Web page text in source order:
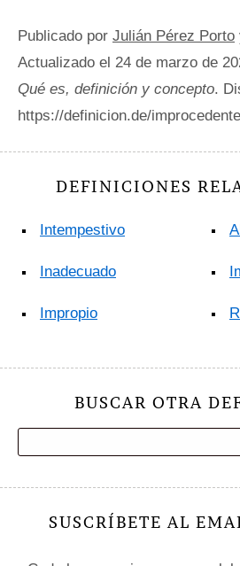
Publicado por Julián Pérez Porto
Actualizado el 24 de marzo de
Qué es, definición y concepto.
https://definicion.de/
DEFINICIONES
Intempestivo
Inadecuado
Impropio
BUSCAR OTRA
SUSCRÍBETE AL